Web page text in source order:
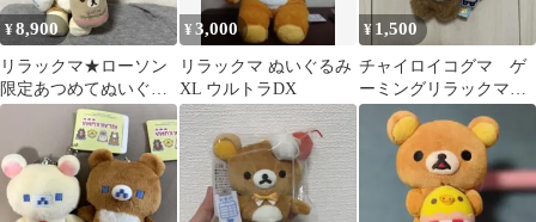
¥8,900
リラックマ★ローソン
限定あつめてぬいぐる
み★ローソン×リラック
マコラボ★2009
¥3,000
リラックマ ぬいぐるみ
XL ウルトラDX
¥ 1,500
チャイロイコグマ ゲ
ーミングリラックマ
リラノワ ぶらさげぬ
いぐるみ